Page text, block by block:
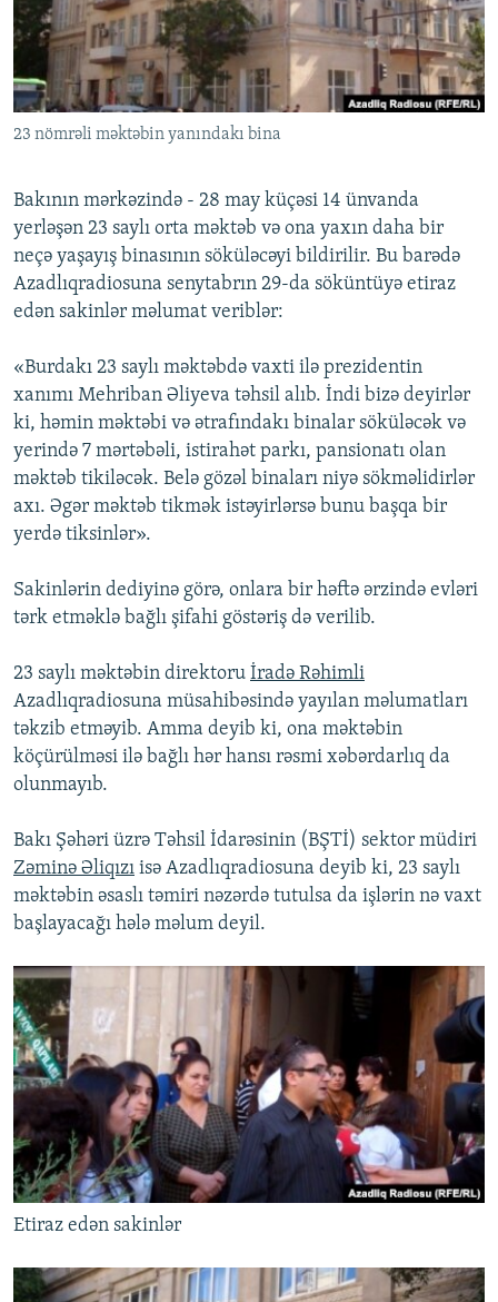
İNFOQRAFIKA
KARIKATURA
AZƏRBAYCAN ƏDƏBIYYATI KITABXANASI
İSLAM VƏ DEMOKRATIYA
İZ - MƏDƏNIYYƏT PROQRAMI
MISSIYAMIZ
PEŞƏ ETIKASI VƏ JURNALISTIKA STANDARTLARIMIZ
MATERIALLARIMIZDAN ISTIFADƏ
AZADLIQRADIOSU MOBIL TELEFONUNUZDA
XƏBƏR BÜLLETENLƏRIMIZ
BIZI IZLƏ
RFE/RL-in bütün saytları
23 nömrəli məktəbin yanındakı bina
Bakının mərkəzində - 28 may küçəsi 14 ünvanda
yerləşən 23 saylı orta məktəb və ona yaxın daha bir
neçə yaşayış binasının söküləcəyi bildirilir. Bu barədə
Azadlıqradiosuna senytabrın 29-da söküntüyə etiraz
edən sakinlər məlumat veriblər:
«Burdakı 23 saylı məktəbdə vaxti ilə prezidentin
xanımı Mehriban Əliyeva təhsil alıb. İndi bizə deyirlər
ki, həmin məktəbi və ətrafındakı binalar söküləcək və
yerində 7 mərtəbəli, istirahət parkı, pansionatı olan
məktəb tikiləcək. Belə gözəl binaları niyə sökməlidirlər
axı. Əgər məktəb tikmək istəyirlərsə bunu başqa bir
yerdə tiksinlər».
Sakinlərin dediyinə görə, onlara bir həftə ərzində evləri
tərk etməklə bağlı şifahi göstəriş də verilib.
23 saylı məktəbin direktoru İradə Rəhimli
Azadlıqradiosuna müsahibəsində yayılan məlumatları
təkzib etməyib. Amma deyib ki, ona məktəbin
köçürülməsi ilə bağlı hər hansı rəsmi xəbərdarlıq da
olunmayıb.
Bakı Şəhəri üzrə Təhsil İdarəsinin (BŞTİ) sektor müdiri
Zəminə Əliqızı isə Azadlıqradiosuna deyib ki, 23 saylı
məktəbin əsaslı təmiri nəzərdə tutulsa da işlərin nə vaxt
başlayacağı hələ məlum deyil.
Etiraz edən sakinlər